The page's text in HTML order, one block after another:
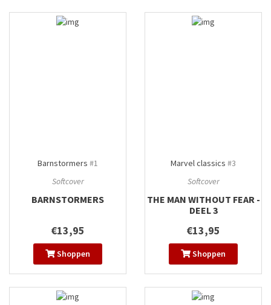
Barnstormers #1
Softcover
BARNSTORMERS
€13,95
Shoppen
Marvel classics #3
Softcover
THE MAN WITHOUT FEAR -
DEEL 3
€13,95
Shoppen